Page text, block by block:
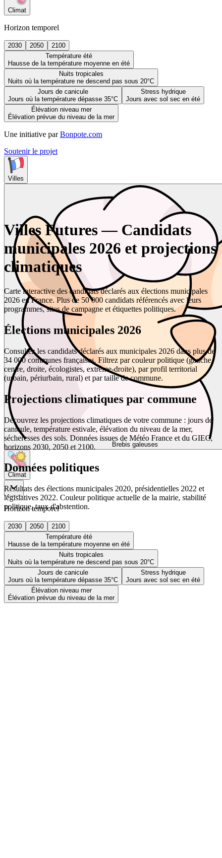
Climat
Horizon temporel
2030 2050
2100
Température été
Hausse de la température moyenne en été
Nuits tropicales
Nuits où la température ne descend pas sous 20°C
Jours de canicule
Jours où la température dépasse 35°C
Stress hydrique
Jours avec sol sec en été
Élévation niveau mer
Élévation prévue du niveau de la mer
Une initiative par Bonpote.com
Soutenir le projet
Villes
Brebis galeuses
Climat
Horizon temporel
2030 2050
2100
Température été
Hausse de la température moyenne en été
Nuits tropicales
Nuits où la température ne descend pas sous 20°C
Jours de canicule
Jours où la température dépasse 35°C
Stress hydrique
Jours avec sol sec en été
Élévation niveau mer
Élévation prévue du niveau de la mer
Villes Futures — Candidats
municipales 2026 et projections
climatiques
Carte interactive des candidats déclarés aux élections municipales
2026 en France. Plus de 50 000 candidats référencés avec leurs
programmes, sites de campagne et étiquettes politiques.
Élections municipales 2026
Consultez les candidats déclarés aux municipales 2026 dans plus de
34 000 communes françaises. Filtrez par couleur politique (gauche,
centre, droite, écologistes, extrême-droite), par profil territorial
(urbain, périurbain, rural) et par taille de commune.
Projections climatiques par commune
Découvrez les projections climatiques de votre commune : jours de
canicule, température estivale, élévation du niveau de la mer,
sécheresses des sols. Données issues de Météo France et du GIEC,
horizons 2030, 2050 et 2100.
Données politiques
Résultats des élections municipales 2020, présidentielles 2022 et
législatives 2022. Couleur politique actuelle de la mairie, stabilité
politique, taux d'abstention.